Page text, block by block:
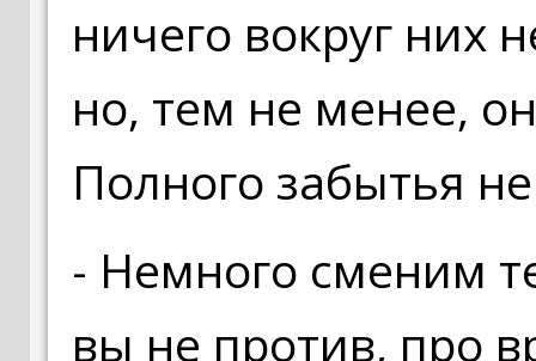
ничего вокруг них
но, тем не менее,
Полного забытья
- Немного сменим
вы не против, про